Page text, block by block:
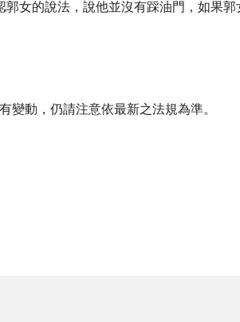
郭女的說法，說他並沒有踩油門，如果
變動，仍請注意依最新之法規為準。